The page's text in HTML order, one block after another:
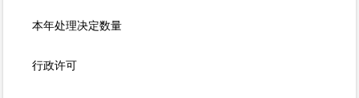
本年处理决定数量
行政许可